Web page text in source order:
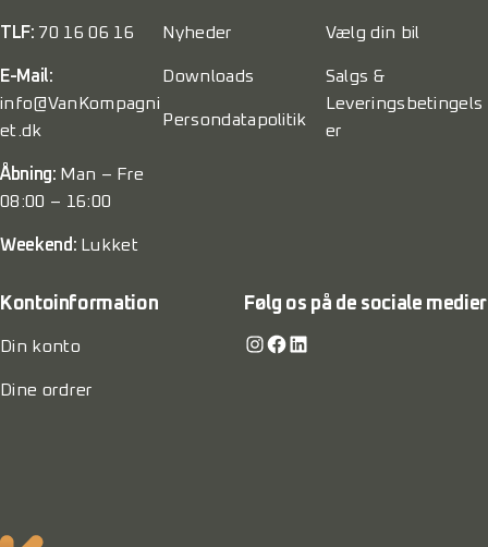
TLF: 70 16 06 16
E-Mail:
info@VanKompagni
et.dk
Åbning: Man – Fre
08:00 – 16:00
Weekend: Lukket
Nyheder
Downloads
Persondatapolitik
Vælg din bil
Salgs &
Leveringsbetingels
er
Kontoinformation
Din konto
Dine ordrer
Følg os på de sociale medier
Instagram Facebook LinkedIn